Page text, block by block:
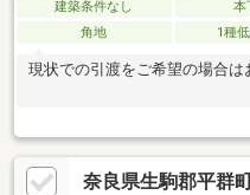
建築条件なし 本
角地
1種
現状での引渡をご希望の場合は
奈良県生駒郡平群